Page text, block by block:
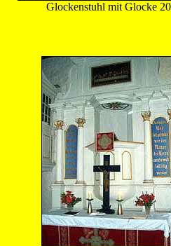
Glockenstuhl mit Glocke